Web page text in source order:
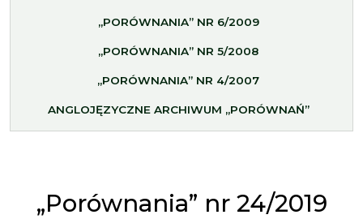
„PORÓWNANIA” NR 6/2009
„PORÓWNANIA” NR 5/2008
„PORÓWNANIA” NR 4/2007
ANGLOJĘZYCZNE ARCHIWUM „PORÓWNAŃ”
„Porównania” nr 24/2019